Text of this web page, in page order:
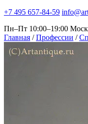
+7 495 657-84-59
Пн–Пт 10:00–19:00
Главная / Профессии /